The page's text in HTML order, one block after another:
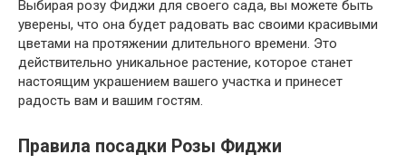
Выбирая розу Фиджи для своего сада, вы можете быть
уверены, что она будет радовать вас своими красивыми
цветами на протяжении длительного времени. Это
действительно уникальное растение, которое станет
настоящим украшением вашего участка и принесет
радость вам и вашим гостям.
Правила посадки Розы Фиджи